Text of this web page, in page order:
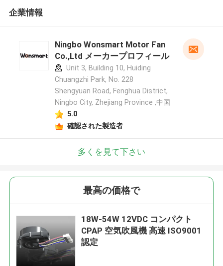
企業情報
Ningbo Wonsmart Motor Fan
Co.,Ltd メーカープロフィール
Unit 3, Building 10, Huiding
Chuangzhi Park, No. 228
Shengyuan Road, Fenghua District,
Ningbo City, Zhejiang Province ,中国
5.0
確認された製造者
多くを見て下さい
最高の価格で
18W-54W 12VDC コンパクト
CPAP 空気吹風機 高速 ISO9001
認定